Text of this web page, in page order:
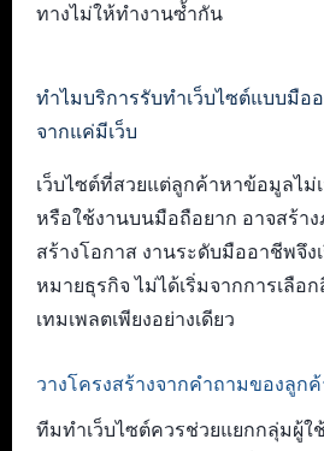
ทางไม่ให้ทำงานซ้ำกัน
ทำไมบริการรับทำเว็บไซต์แบบมือ
จากแค่มีเว็บ
เว็บไซต์ที่สวยแต่ลูกค้าหาข้อมูลไม่
หรือใช้งานบนมือถือยาก อาจสร้า
สร้างโอกาส งานระดับมืออาชีพจึง
หมายธุรกิจ ไม่ได้เริ่มจากการเลือ
เทมเพลตเพียงอย่างเดียว
วางโครงสร้างจากคำถามของลูกค้
ทีมทำเว็บไซต์ควรช่วยแยกกลุ่มผู้ใช้